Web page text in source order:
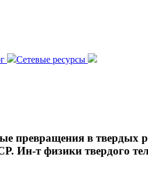
Сетевые ресурсы
в твердых
Ин-т физики твердого